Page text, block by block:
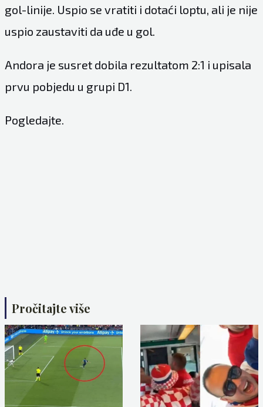
gol-linije. Uspio se vratiti i dotaći loptu, ali je nije
uspio zaustaviti da uđe u gol.
Andora je susret dobila rezultatom 2:1 i upisala
prvu pobjedu u grupi D1.
Pogledajte.
Pročitajte više